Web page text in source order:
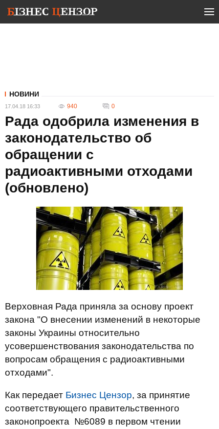
НОВИНИ
17.04.18 16:33 940 0
Рада одобрила изменения в
законодательство об
обращении с
радиоактивными отходами
(обновлено)
Верховная Рада приняла за основу проект
закона "О внесении изменений в некоторые
законы Украины относительно
усовершенствования законодательства по
вопросам обращения с радиоактивными
отходами".
Как передает Бизнес Цензор, за принятие
соответствующего правительственного
законопроекта №6089 в первом чтении